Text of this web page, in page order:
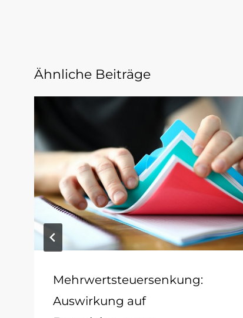
Ähnliche Beiträge
Mehrwertsteuersenkung:
Auswirkung auf